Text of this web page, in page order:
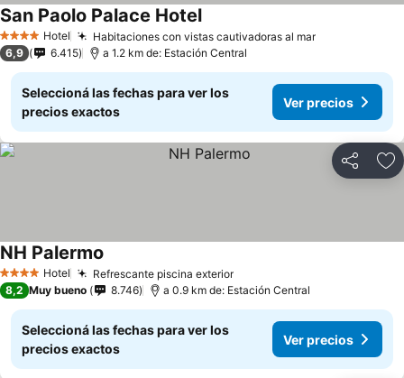
4 EstrellasHotel Habitaciones con vistas cautivadoras al mar
San Paolo Palace Hotel
6,9 6.415 a 1.2 km de: Estación Central
Seleccioná las fechas para ver los
precios exactos
Ver precios
Compartir
4 EstrellasHotel Refrescante piscina exterior
NH Palermo
8,2 Muy bueno 8.746 a 0.9 km de: Estación Central
Seleccioná las fechas para ver los
precios exactos
Ver precios